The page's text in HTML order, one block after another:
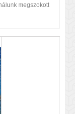
megszokott